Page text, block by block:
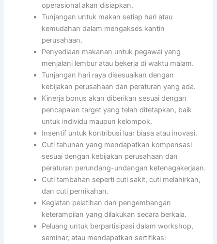
operasional akan disiapkan.
Tunjangan untuk makan setiap hari atau
kemudahan dalam mengakses kantin
perusahaan.
Penyediaan makanan untuk pegawai yang
menjalani lembur atau bekerja di waktu malam.
Tunjangan hari raya disesuaikan dengan
kebijakan perusahaan dan peraturan yang ada.
Kinerja bonus akan diberikan sesuai dengan
pencapaian target yang telah ditetapkan, baik
untuk individu maupun kelompok.
Insentif untuk kontribusi luar biasa atau inovasi.
Cuti tahunan yang mendapatkan kompensasi
sesuai dengan kebijakan perusahaan dan
peraturan perundang-undangan ketenagakerjaan.
Cuti tambahan seperti cuti sakit, cuti melahirkan,
dan cuti pernikahan.
Kegiatan pelatihan dan pengembangan
keterampilan yang dilakukan secara berkala.
Peluang untuk berpartisipasi dalam workshop,
seminar, atau mendapatkan sertifikasi